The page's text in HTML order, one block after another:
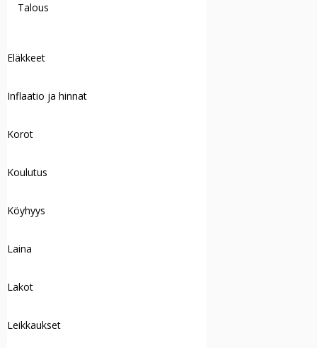
Talous
Eläkkeet
Inflaatio ja hinnat
Korot
Koulutus
Köyhyys
Laina
Lakot
Leikkaukset